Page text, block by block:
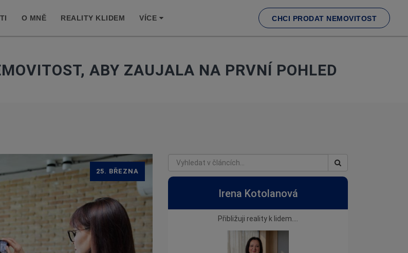
O MNĚ REALITY KLIDEM VÍCE CHCI PRODAT NEMOVITOST
ABY ZAUJALA NA PRVNÍ POHLED
25. BŘEZNA
Irena Kotolanová
Přibližuji reality k lidem....